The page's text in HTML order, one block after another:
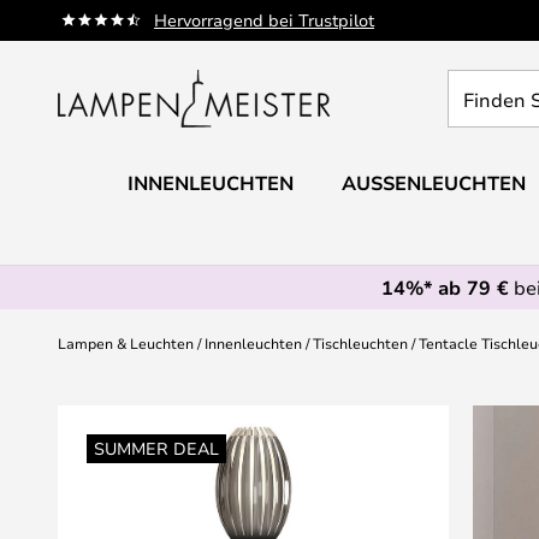
Hervorragend bei Trustpilot
Zum
Inhalt
Sie
Leuchte...
INNENLEUCHTEN AUSSENLEUCHTEN
14%* ab 79 €
Lampen & Leuchten Innenleuchten Tischleuchten Tentacle
SUMMER DEAL
Ende